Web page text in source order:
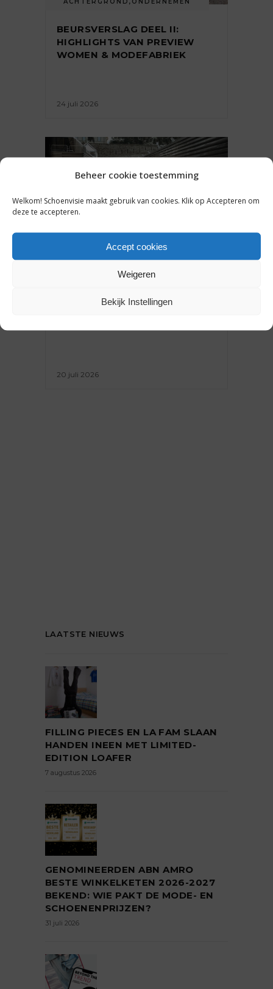
Beheer cookie toestemming
Welkom! Schoenvisie maakt gebruik van cookies. Klik op Accepteren om
deze te accepteren.
Accept cookies
Weigeren
Bekijk Instellingen
BEURSVERSLAG DEEL II:
HIGHLIGHTS VAN PREVIEW
WOMEN & MODEFABRIEK
24 juli 2026
ACHTERGROND,ONDERNEMEN
BEURSVERSLAG ZOMER ’26:
20 juli 2026
LAATSTE NIEUWS
FILLING PIECES EN LA FAM SLAAN
HANDEN INEEN MET LIMITED-
EDITION LOAFER
7 augustus 2026
GENOMINEERDEN ABN AMRO
BESTE WINKELKETEN 2026-2027
BEKEND: WIE PAKT DE MODE- EN
SCHOENENPRIJZEN?
31 juli 2026